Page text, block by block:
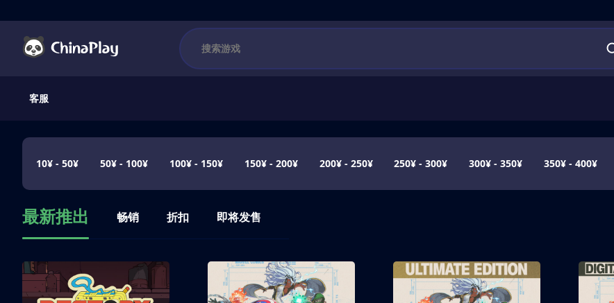
客服
10¥ - 50¥ 50¥ - 100¥ 100¥ - 150¥ 150¥ - 200¥ 200¥ - 250¥ 250¥ - 300¥ 300¥ - 350¥ 350¥ - 400¥
最新推出 畅销 折扣 即将发售